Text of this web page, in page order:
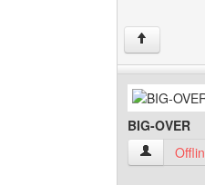
↑
BIG-OVER
BIG-OVER